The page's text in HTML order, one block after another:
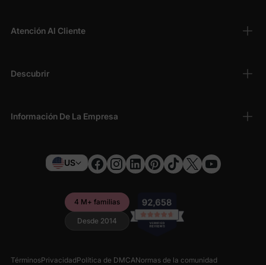
Atención Al Cliente
Descubrir
Información De La Empresa
US
4 M+ familias
Desde 2014
TérminosPrivacidadPolítica de DMCANormas de la comunidad